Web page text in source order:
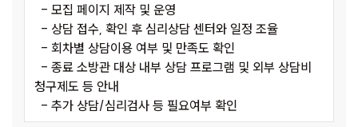
- 모집 페이지 제작 및 운영
- 상담 접수, 확인 후 심리상담 센터와 일정 조율
- 회차별 상담이용 여부 및 만족도 확인
- 종료 소방관 대상 내부 상담 프로그램 및 외부 상담비
청구제도 등 안내
- 추가 상담/심리검사 등 필요여부 확인